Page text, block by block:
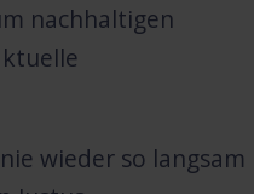
nachhaltigen
wieder so langsam